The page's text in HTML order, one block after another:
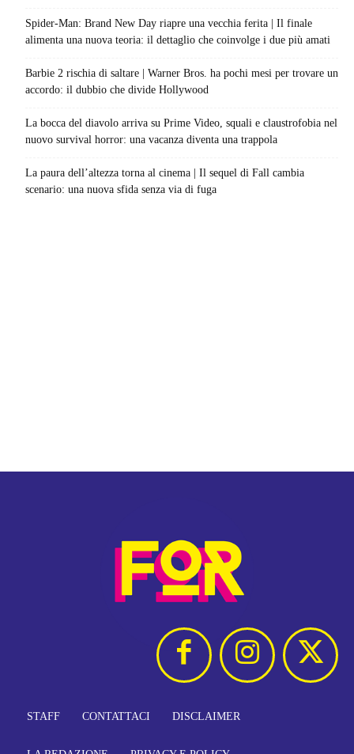
Spider-Man: Brand New Day riapre una vecchia ferita | Il finale
alimenta una nuova teoria: il dettaglio che coinvolge i due più amati
Barbie 2 rischia di saltare | Warner Bros. ha pochi mesi per trovare un
accordo: il dubbio che divide Hollywood
La bocca del diavolo arriva su Prime Video, squali e claustrofobia nel
nuovo survival horror: una vacanza diventa una trappola
La paura dell’altezza torna al cinema | Il sequel di Fall cambia
scenario: una nuova sfida senza via di fuga
STAFF CONTATTACI DISCLAIMER